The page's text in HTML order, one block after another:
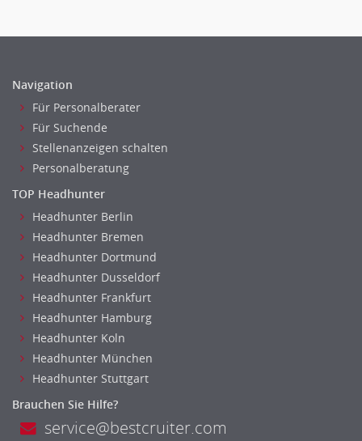
Personal Leitung, Teamleitung
rec2rec
Recruiting, Personalmarketing
Referent
Anwaltschaft
Justiziariat, Rechtsabteilung
Notar-, Justizfachangestellter, Anwaltsfachgehilfe
Notariat
Richter, Justizbeamte
Analyst
Anlageberatung, Vermögensberatung
Asset-/Fonds-Management
Sicherheit
Banken, Finanzdienstleister und Versicherungen Finanzen
Firmenkundengeschäft
Unternehmensberatung
Versicherungen
Navigation
Für Personalberater
Für Suchende
Stellenanzeigen schalten
Personalberatung
TOP Headhunter
Headhunter Berlin
Headhunter Bremen
Headhunter Dortmund
Headhunter Dusseldorf
Headhunter Frankfurt
Headhunter Hamburg
Headhunter Koln
Headhunter München
Headhunter Stuttgart
Brauchen Sie Hilfe?
service@bestcruiter.com